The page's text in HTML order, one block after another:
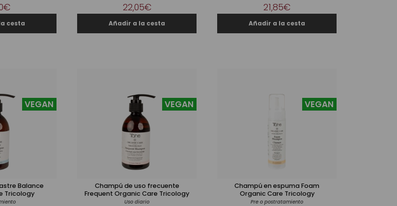
22,05€ 21,85€
Balance
Tricology
VEGAN
Champú de uso frecuente
Frequent Organic Care Tricology
Uso diario
VEGAN
Champú en espuma Foam
Organic Care Tricology
Pre o postratamiento
VEGAN